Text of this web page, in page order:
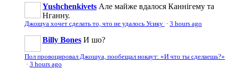
Yushchenkivets Але майже вдалося Каннігему та
Нганну.
Джошуа хочет сделать то, что не удалось Усику · 3 hours ago
Billy Bones И шо?
Пол провоцировал Джошуа, пообещал нокаут: «И что ты сделаешь?»
· 3 hours ago